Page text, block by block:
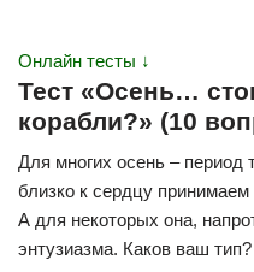
Онлайн тесты ↓
Тест «Осень…
корабли?» (10
Для многих осень –
близко к сердцу
А для некоторых она,
энтузиазма. Каков ваш тип?